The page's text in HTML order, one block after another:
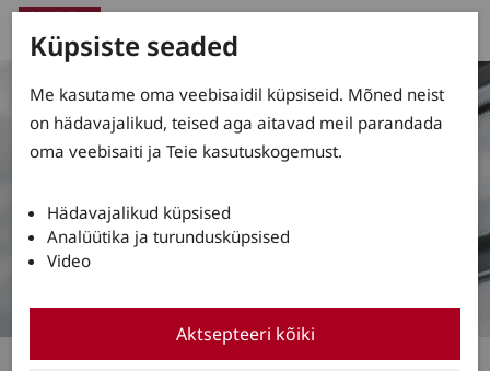
Linde Material Handlingu Reverse Assist Camera
Küpsiste seaded
Me kasutame oma veebisaidil küpsiseid. Mõned neist
on hädavajalikud, teised aga aitavad meil parandada
oma veebisaiti ja Teie kasutuskogemust.
Hädavajalikud küpsised
Analüütika ja turundusküpsised
Video
Aktsepteeri kõiki